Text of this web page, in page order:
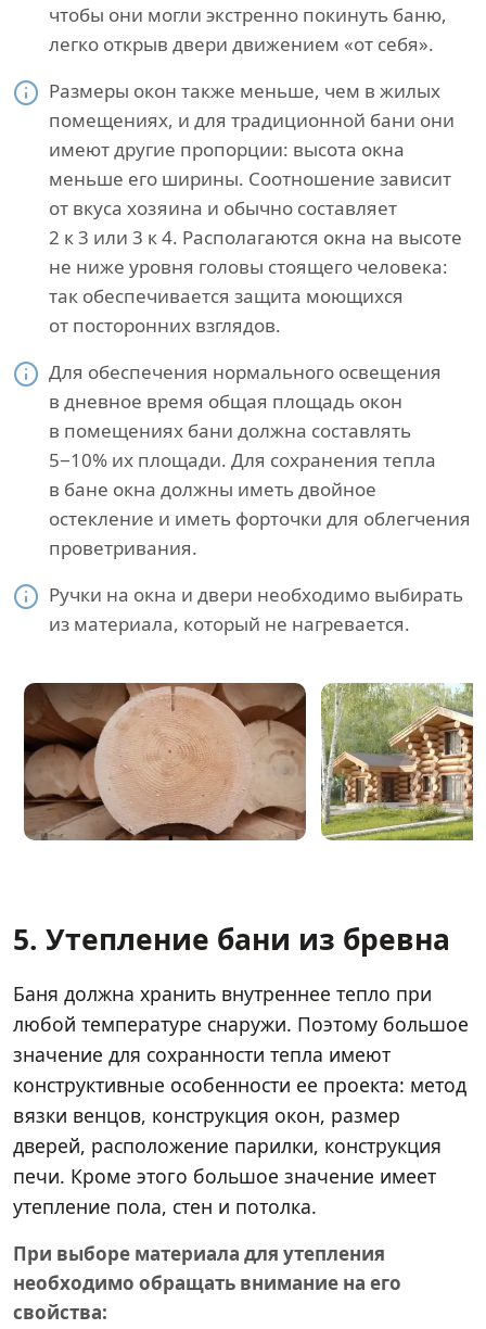
чтобы они могли экстренно покинуть баню,
легко открыв двери движением «от себя».
Размеры окон также меньше, чем в жилых
помещениях, и для традиционной бани они
имеют другие пропорции: высота окна
меньше его ширины. Соотношение зависит
от вкуса хозяина и обычно составляет
2 к 3 или 3 к 4. Располагаются окна на высоте
не ниже уровня головы стоящего человека:
так обеспечивается защита моющихся
от посторонних взглядов.
Для обеспечения нормального освещения
в дневное время общая площадь окон
в помещениях бани должна составлять
5−10% их площади. Для сохранения тепла
в бане окна должны иметь двойное
остекление и иметь форточки для облегчения
проветривания.
Ручки на окна и двери необходимо выбирать
из материала, который не нагревается.
5. Утепление бани из бревна
Баня должна хранить внутреннее тепло при
любой температуре снаружи. Поэтому большое
значение для сохранности тепла имеют
конструктивные особенности ее проекта: метод
вязки венцов, конструкция окон, размер
дверей, расположение парилки, конструкция
печи. Кроме этого большое значение имеет
утепление пола, стен и потолка.
При выборе материала для утепления
необходимо обращать внимание на его
свойства: